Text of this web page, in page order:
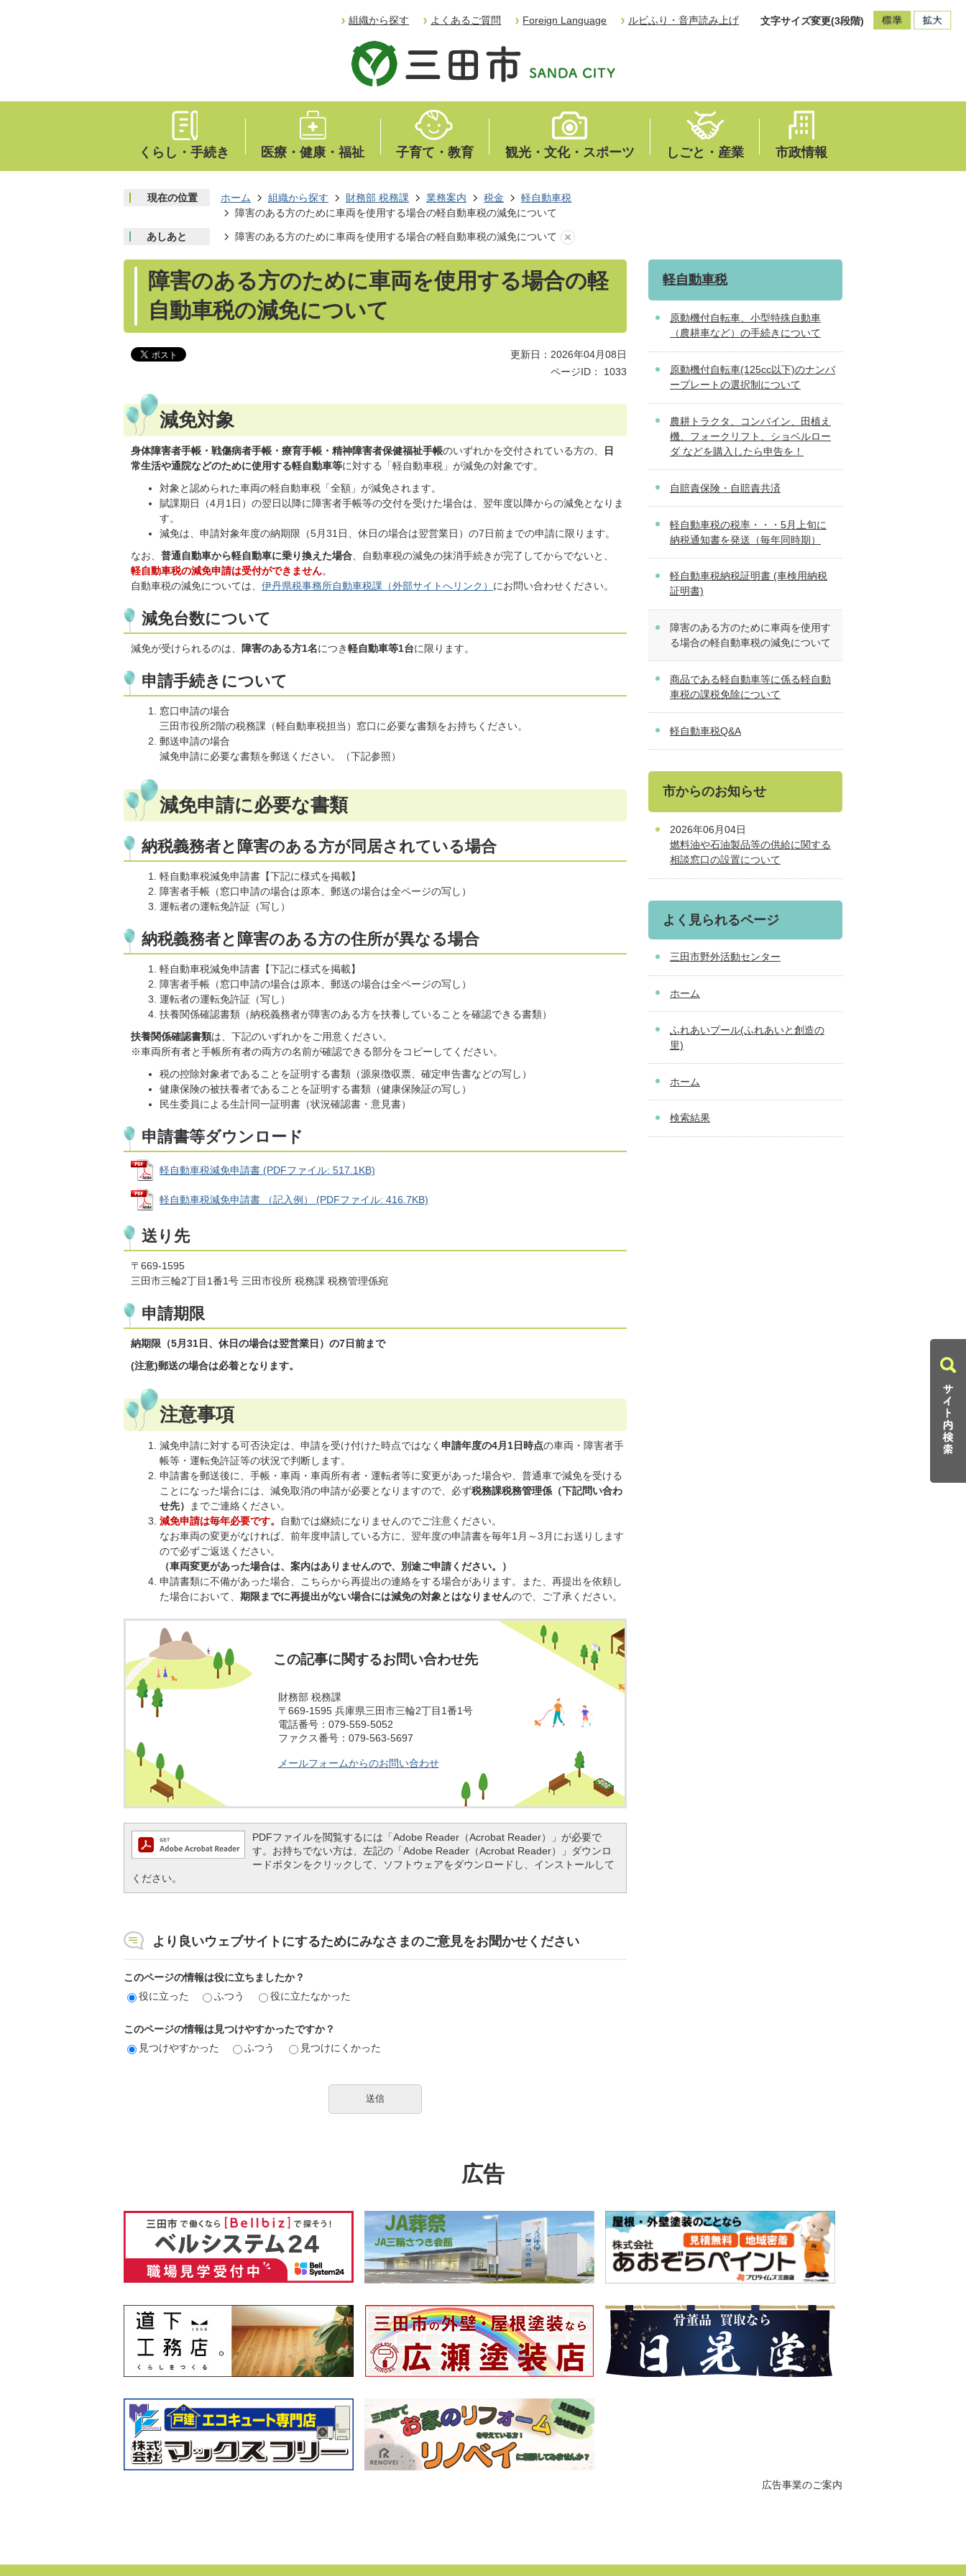
組織から探す よくあるご質問 Foreign Language ルビふり・音声読み上げ 文字サイズ変更(3段階)
くらし・手続き 医療・健康・福祉 子育て・教育 観光・文化・スポーツ しごと・産業 市政情報
現在の位置 ホーム 組織から探す 財務部 税務課 業務案内 税金
軽自動車税
障害のある方のために車両を使用する場合の軽自動車税の減免について
あしあと 障害のある方のために車両を使用する場合の軽自動車税の減免について
障害のある方のために車両を使用する場合の軽
自動車税の減免について
更新日：2026年04月08日
ページID：
1033
減免対象
身体障害者手帳・戦傷病者手帳・療育手帳・精神障害者保健福祉手帳のいずれかを交付されている方の、
日
常生活や通院などのために使用する軽自動車等に対する「軽自動車税」が減免の対象です。
対象と認められた車両の軽自動車税「全額」が減免されます。
賦課期日（4月1日）の翌日以降に障害者手帳等の交付を受けた場合は、翌年度以降からの減免となりま
す。
減免は、申請対象年度の納期限（5月31日、休日の場合は翌営業日）の7日前までの申請に限ります。
なお、 普通自動車から軽自動車に乗り換えた場合 、自動車税の減免の抹消手続きが完了してからでないと、
軽自動車税の減免申請は受付ができません。
自動車税の減免については、 伊丹県税事務所自動車税課（外部サイトへリンク） にお問い合わせください。
減免台数について
減免が受けられるのは、 障害のある方1名につき軽自動車等1台に限ります。
申請手続きについて
窓口申請の場合
三田市役所2階の税務課（軽自動車税担当）窓口に必要な書類をお持ちください。
郵送申請の場合
減免申請に必要な書類を郵送ください。（下記参照）
減免申請に必要な書類
納税義務者と障害のある方が同居されている場合
軽自動車税減免申請書【下記に様式を掲載】
障害者手帳（窓口申請の場合は原本、郵送の場合は全ページの写し）
運転者の運転免許証（写し）
納税義務者と障害のある方の住所が異なる場合
軽自動車税減免申請書【下記に様式を掲載】
障害者手帳（窓口申請の場合は原本、郵送の場合は全ページの写し）
運転者の運転免許証（写し）
扶養関係確認書類（納税義務者が障害のある方を扶養していることを確認できる書類）
扶養関係確認書類は、下記のいずれかをご用意ください。
※車両所有者と手帳所有者の両方の名前が確認できる部分をコピーしてください。
税の控除対象者であることを証明する書類（源泉徴収票、確定申告書などの写し）
健康保険の被扶養者であることを証明する書類（健康保険証の写し）
民生委員による生計同一証明書（状況確認書・意見書）
申請書等ダウンロード
軽自動車税減免申請書 (PDFファイル: 517.1KB)
軽自動車税減免申請書 （記入例） (PDFファイル: 416.7KB)
送り先
〒669-1595
三田市三輪2丁目1番1号 三田市役所 税務課 税務管理係宛
申請期限
納期限（5月31日、休日の場合は翌営業日）の7日前まで
(注意)郵送の場合は必着となります。
注意事項
減免申請に対する可否決定は、申請を受け付けた時点ではなく 申請年度の4月1日時点の車両・障害者手
帳等・運転免許証等の状況で判断します。
申請書を郵送後に、手帳・車両・車両所有者・運転者等に変更があった場合や、普通車で減免を受ける
ことになった場合には、減免取消の申請が必要となりますので、必ず税務課税務管理係（下記問い合わ
せ先）
までご連絡ください。
減免申請は毎年必要です。
自動では継続になりませんのでご注意ください。
なお車両の変更がなければ、前年度申請している方に、翌年度の申請書を毎年1月～3月にお送りします
ので必ずご返送ください。
（車両変更があった場合は、案内はありませんので、別途ご申請ください。）
申請書類に不備があった場合、こちらから再提出の連絡をする場合があります。また、再提出を依頼し
た場合において、 期限までに再提出がない場合には減免の対象とはなりませんので、ご了承ください。
この記事に関するお問い合わせ先
財務部 税務課
〒669-1595 兵庫県三田市三輪2丁目1番1号
電話番号：079-559-5052
ファクス番号：079-563-5697
メールフォームからのお問い合わせ
PDFファイルを閲覧するには「Adobe Reader（Acrobat Reader）」が必要で
す。お持ちでない方は、左記の「Adobe Reader（Acrobat Reader）」ダウンロ
ードボタンをクリックして、ソフトウェアをダウンロードし、インストールして
ください。
より良いウェブサイトにするためにみなさまのご意見をお聞かせください
このページの情報は役に立ちましたか？
役に立った
ふつう 役に立たなかった
このページの情報は見つけやすかったですか？
見つけやすかった
ふつう 見つけにくかった
軽自動車税
原動機付自転車、小型特殊自動車
（農耕車など）の手続きについて
原動機付自転車(125cc以下)のナンバ
ープレートの選択制について
農耕トラクタ、コンバイン、田植え
機、フォークリフト、ショベルロー
ダ などを購入したら申告を！
自賠責保険・自賠責共済
軽自動車税の税率・・・5月上旬に
納税通知書を発送（毎年同時期）
軽自動車税納税証明書 (車検用納税
証明書)
障害のある方のために車両を使用す
る場合の軽自動車税の減免について
商品である軽自動車等に係る軽自動
車税の課税免除について
軽自動車税Q&A
市からのお知らせ
2026年06月04日
燃料油や石油製品等の供給に関する
相談窓口の設置について
よく見られるページ
三田市野外活動センター
ホーム
ふれあいプール(ふれあいと創造の
里)
ホーム
検索結果
広告
広告事業のご案内